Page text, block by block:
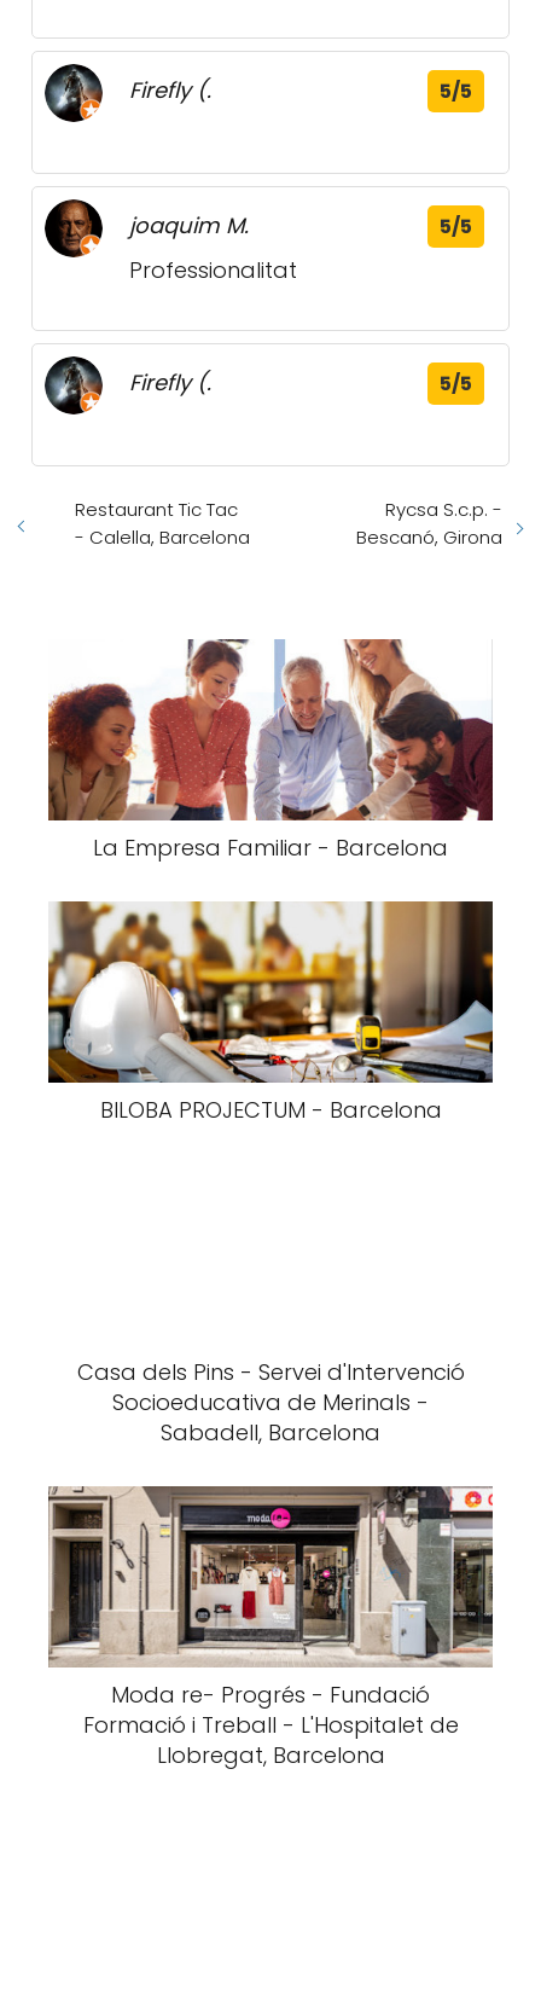
Firefly (. 5/5
joaquim M. 5/5
Professionalitat
Firefly (. 5/5
Restaurant Tic Tac
- Calella, Barcelona
Rycsa S.c.p. -
Bescanó, Girona
La Empresa Familiar - Barcelona
BILOBA PROJECTUM - Barcelona
Casa dels Pins - Servei d'Intervenció
Socioeducativa de Merinals -
Sabadell, Barcelona
Moda re- Progrés - Fundació
Formació i Treball - L'Hospitalet de
Llobregat, Barcelona